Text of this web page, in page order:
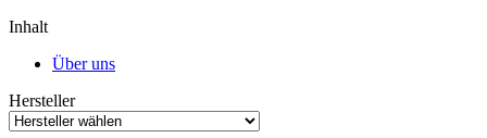
Inhalt
Über uns
Hersteller